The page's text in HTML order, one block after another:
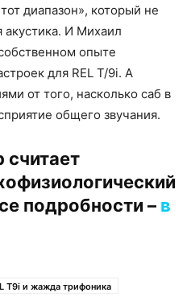
диапазон», который не
акустика. И Михаил
опыте
для REL T/9i. А
от того, насколько саб в
общего звучания.
считает
подробности – в
T9i и жажда трифоника